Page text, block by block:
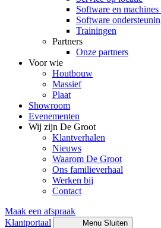
Software en
Software
Trainingen
Partners
Onze partners
Voor wie
Houtbouw
Massief
Plaat
Showroom
Evenementen
Wij zijn De Groot
Klantverhalen
Nieuws
Waarom De Groot
Ons familieverhaal
Werken bij
Contact
Maak een afspraak
Klantportaal
Menu Sluiten